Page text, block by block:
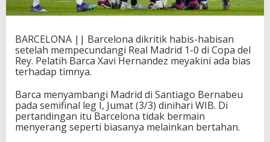
BARCELONA || Barcelona dikritik habis-habisan
setelah mempecundangi Real Madrid 1-0 di Copa del
Rey. Pelatih Barca Xavi Hernandez meyakini ada bias
terhadap timnya.
Barca menyambangi Madrid di Santiago Bernabeu
pada semifinal leg I, Jumat (3/3) dinihari WIB. Di
pertandingan itu Barcelona tidak bermain
menyerang seperti biasanya melainkan bertahan.